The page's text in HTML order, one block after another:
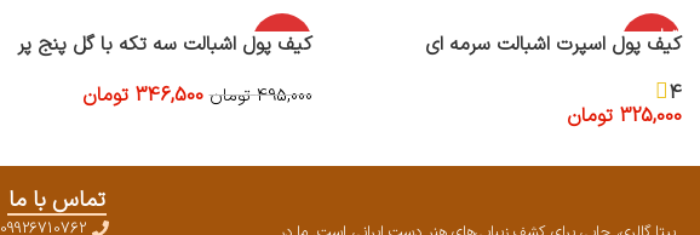
اتمام موج
ودی
کیف پول اسپرت اشبالت سرمه ای
4
325,000 تومان
-30%
کیف پول اشبالت سه تکه با گل پنج پر
495,000 تومان 346,500 تومان
تماس با ما
09926710762